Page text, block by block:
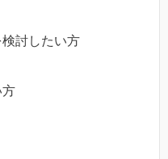
討したい方
方